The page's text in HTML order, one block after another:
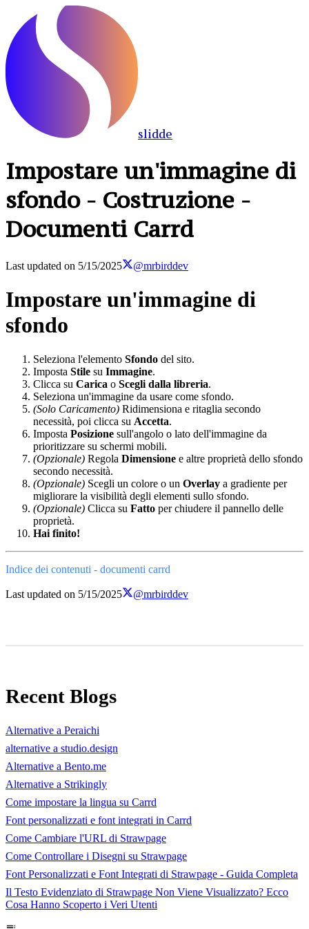
slidde
Impostare un'immagine di
sfondo - Costruzione -
Documenti Carrd
Last updated on 5/15/2025 @mrbirddev
Impostare un'immagine di
sfondo
Seleziona l'elemento Sfondo del sito.
Imposta Stile su Immagine.
Clicca su Carica o Scegli dalla libreria.
Seleziona un'immagine da usare come sfondo.
(Solo Caricamento) Ridimensiona e ritaglia secondo
necessità, poi clicca su Accetta.
Imposta Posizione sull'angolo o lato dell'immagine da
prioritizzare su schermi mobili.
(Opzionale) Regola Dimensione e altre proprietà dello sfondo
secondo necessità.
(Opzionale) Scegli un colore o un Overlay a gradiente per
migliorare la visibilità degli elementi sullo sfondo.
(Opzionale) Clicca su Fatto per chiudere il pannello delle
proprietà.
Hai finito!
Indice dei contenuti - documenti carrd
Last updated on 5/15/2025 @mrbirddev
Recent Blogs
Alternative a Peraichi
alternative a studio.design
Alternative a Bento.me
Alternative a Strikingly
Come impostare la lingua su Carrd
Font personalizzati e font integrati in Carrd
Come Cambiare l'URL di Strawpage
Come Controllare i Disegni su Strawpage
Font Personalizzati e Font Integrati di Strawpage - Guida Completa
Il Testo Evidenziato di Strawpage Non Viene Visualizzato? Ecco
Cosa Hanno Scoperto i Veri Utenti